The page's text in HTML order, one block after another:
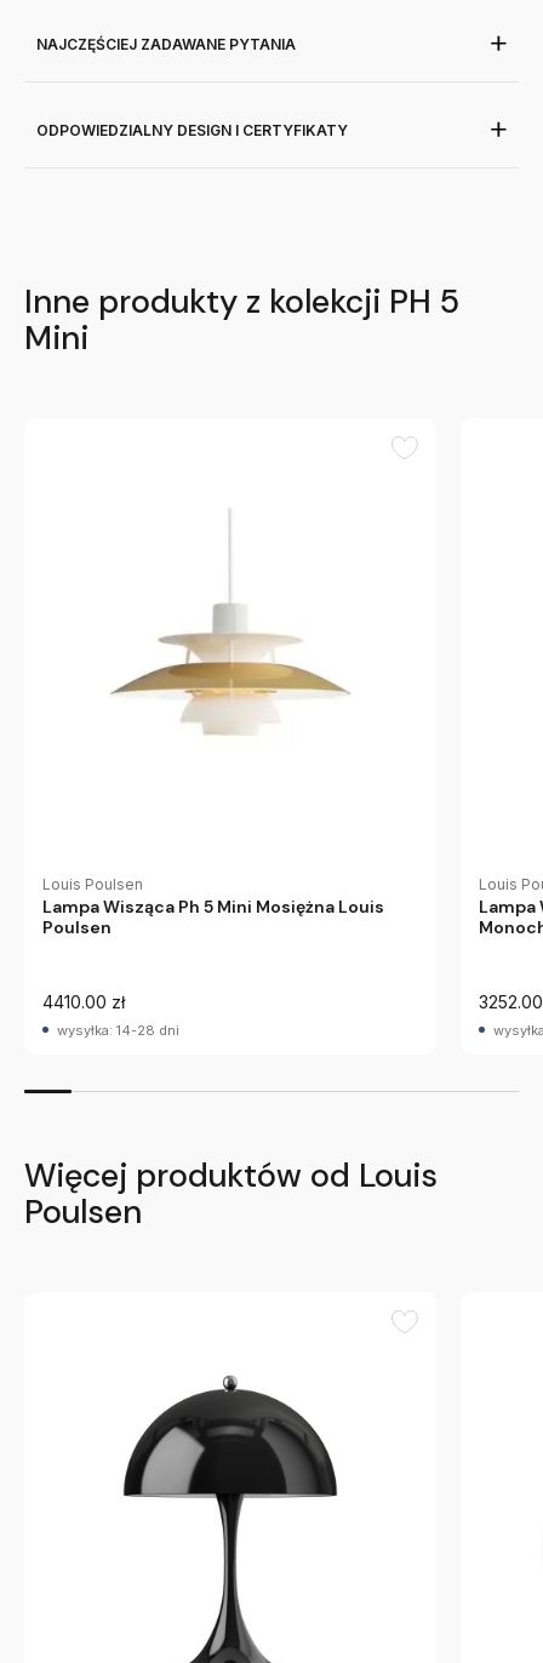
NAJCZĘŚCIEJ ZADAWANE PYTANIA
ODPOWIEDZIALNY DESIGN I CERTYFIKATY
Inne produkty z kolekcji PH 5
Mini
Louis Poulsen
Lampa Wisząca Ph 5 Mini Mosiężna Louis
Poulsen
4410.00 zł
wysyłka: 14-28 dni
Louis
Lampa
3252.00
Więcej produktów od Louis
Poulsen